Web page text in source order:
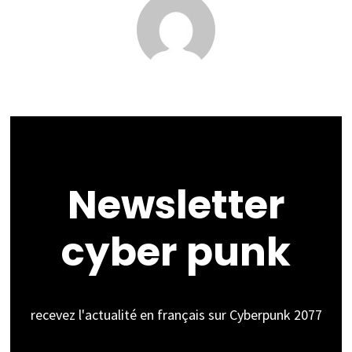
Newsletter
cyber punk
recevez l'actualité en français sur Cyberpunk 2077